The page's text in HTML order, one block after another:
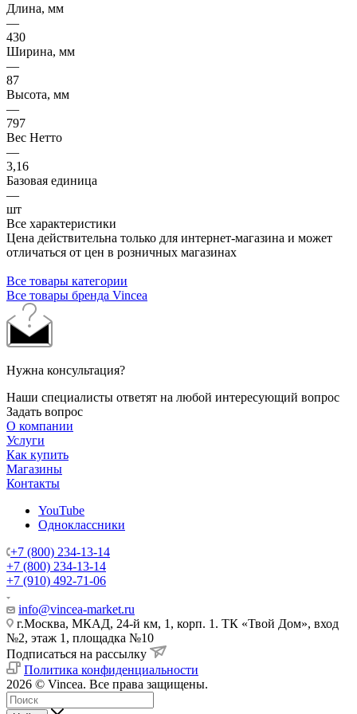
Длина, мм
—
430
Ширина, мм
—
87
Высота, мм
—
797
Вес Нетто
—
3,16
Базовая единица
—
шт
Все характеристики
Цена действительна только для интернет-магазина и может
отличаться от цен в розничных магазинах
Все товары категории
Все товары бренда Vincea
Нужна консультация?
Наши специалисты ответят на любой интересующий вопрос
Задать вопрос
О компании
Услуги
Как купить
Магазины
Контакты
YouTube
Одноклассники
+7 (800) 234-13-14
+7 (800) 234-13-14
+7 (910) 492-71-06
info@vincea-market.ru
г.Москва, МКАД, 24-й км, 1, корп. 1. ТК «Твой Дом», вход
№2, этаж 1, площадка №10
Подписаться на рассылку
Политика конфиденциальности
2026 © Vincea. Все права защищены.